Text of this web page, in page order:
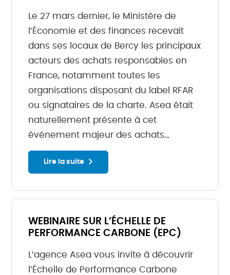
Le 27 mars dernier, le Ministère de
l’Économie et des finances recevait
dans ses locaux de Bercy les principaux
acteurs des achats responsables en
France, notamment toutes les
organisations disposant du label RFAR
ou signataires de la charte. Asea était
naturellement présente à cet
événement majeur des achats…
Lire la suite
WEBINAIRE SUR L’ÉCHELLE DE
PERFORMANCE CARBONE (EPC)
L’agence Asea vous invite à découvrir
l’Échelle de Performance Carbone